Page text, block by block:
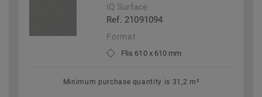
iQ Surface
Ref. 21091094
Format
Flis 610 x 610 mm
Minimum purchase quantity is 31,2 m²